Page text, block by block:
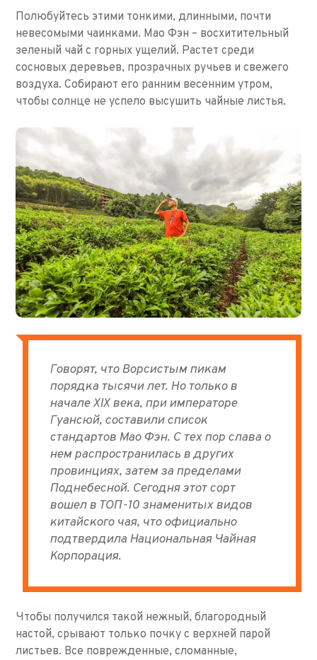
Полюбуйтесь этими тонкими, длинными, почти
невесомыми чаинками. Мао Фэн – восхитительный
зеленый чай с горных ущелий. Растет среди
сосновых деревьев, прозрачных ручьев и свежего
воздуха. Собирают его ранним весенним утром,
чтобы солнце не успело высушить чайные листья.
Говорят, что Ворсистым пикам
порядка тысячи лет. Но только в
начале XIX века, при императоре
Гуансюй, составили список
стандартов Мао Фэн. С тех пор слава о
нем распространилась в других
провинциях, затем за пределами
Поднебесной. Сегодня этот сорт
вошел в ТОП-10 знаменитых видов
китайского чая, что официально
подтвердила Национальная Чайная
Корпорация.
Чтобы получился такой нежный, благородный
настой, срывают только почку с верхней парой
листьев. Все поврежденные, сломанные,